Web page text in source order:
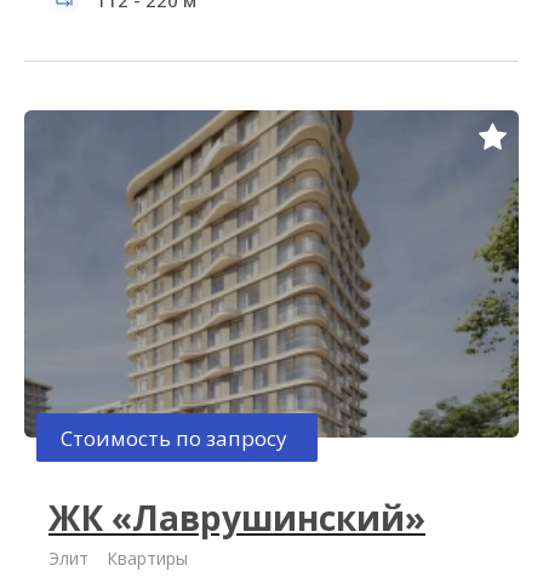
Стоимость по запросу
ЖК «Лаврушинский»
Элит
Квартиры